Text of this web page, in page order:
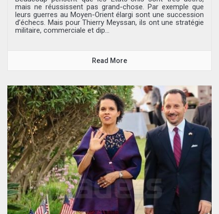
mais ne réussissent pas grand-chose. Par exemple que
leurs guerres au Moyen-Orient élargi sont une succession
d’échecs. Mais pour Thierry Meyssan, ils ont une stratégie
militaire, commerciale et dip...
Read More